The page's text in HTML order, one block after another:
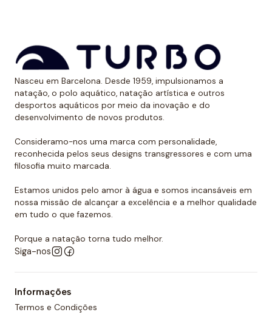
- Resistente ao cloro e à água salgada: os biquinis
femininos Turbo garantem grande durabilidade no
uso intensivo tanto em
água salgada quanto
piscina.
-Anti-pilling: Previne o frizz,os nossos fatos de
banho e biquinis são da melhor qualidade e evitam o
aparecimento de nós ou comprimidos, comuns em
produtos de menor qualidade.
-Perfect Fit:biquinis femininos que se encaixam
perfeitamente em todos os tipos de corpo. Os
tamanhos de S a 5XL estão disponíveis na maioria
dos nossos biquinis femininos.
Biquinis leves e de secagem muito rápida,
perfeitos para uso em qualquer estação.
conforto na hora de nadar.
Nasceu em Barcelona. Desde 1959, impulsionamos a
natação, o polo aquático, natação artística e outros
desportos aquáticos por meio da inovação e do
desenvolvimento de novos produtos.
Consideramo-nos uma marca com personalidade,
reconhecida pelos seus designs transgressores e com uma
filosofia muito marcada.
Estamos unidos pelo amor à água e somos incansáveis em
nossa missão de alcançar a excelência e a melhor qualidade
em tudo o que fazemos.
Porque a natação torna tudo melhor.
Siga-nos
Informações
Termos e Condições